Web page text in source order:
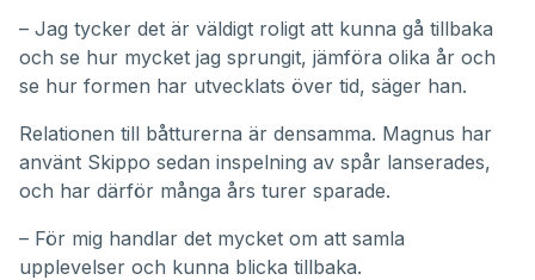
– Jag tycker det är väldigt roligt att kunna gå tillbaka
och se hur mycket jag sprungit, jämföra olika år och
se hur formen har utvecklats över tid, säger han.
Relationen till båtturerna är densamma. Magnus har
använt Skippo sedan inspelning av spår lanserades,
och har därför många års turer sparade.
– För mig handlar det mycket om att samla
upplevelser och kunna blicka tillbaka.